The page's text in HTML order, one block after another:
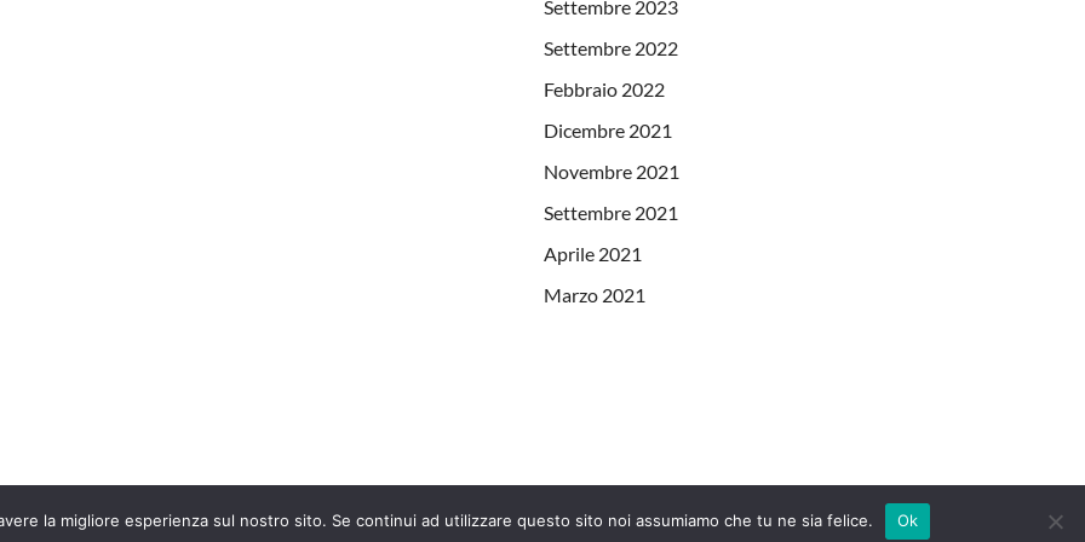
Settembre 2023
Settembre 2022
Febbraio 2022
Dicembre 2021
Novembre 2021
Settembre 2021
Aprile 2021
Marzo 2021
Powered byWordPressand HitMag
la migliore esperienza sul nostro sito. Se continui ad utilizzare questo sito noi assumiamo che tu ne sia felice. Ok